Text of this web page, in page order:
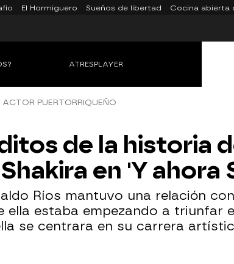
El Hormiguero Sueños de libertad Cocina abierta
ATRESPLAYER
ACTOR PUERTORRIQUEÑO
de la historia
en 'Y ahora
Ríos mantuvo una relación
ella estaba empezando a triunfar
se centrara en su carrera